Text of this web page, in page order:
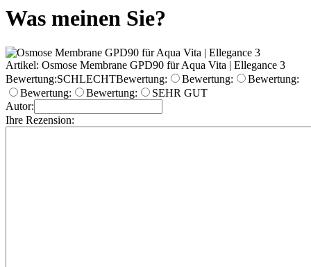
Was meinen Sie?
Artikel: Osmose Membrane GPD90 für Aqua Vita | Ellegance 3
Bewertung:SCHLECHTBewertung: Bewertung:
Bewertung:
Bewertung:
Bewertung:
SEHR GUT
Autor:
Ihre Rezension: